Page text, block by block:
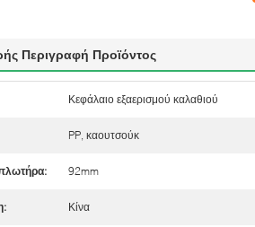
Περιγραφή Προϊόντος
Κεφάλαιο εξαερισμού καλαθιού
PP, καουτσούκ
92mm
Κίνα